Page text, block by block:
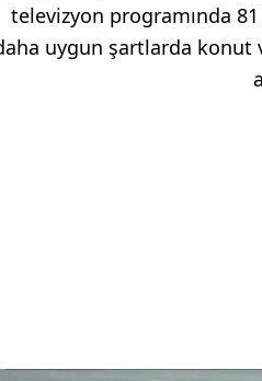
televizyon programında
uygun şartlarda konut